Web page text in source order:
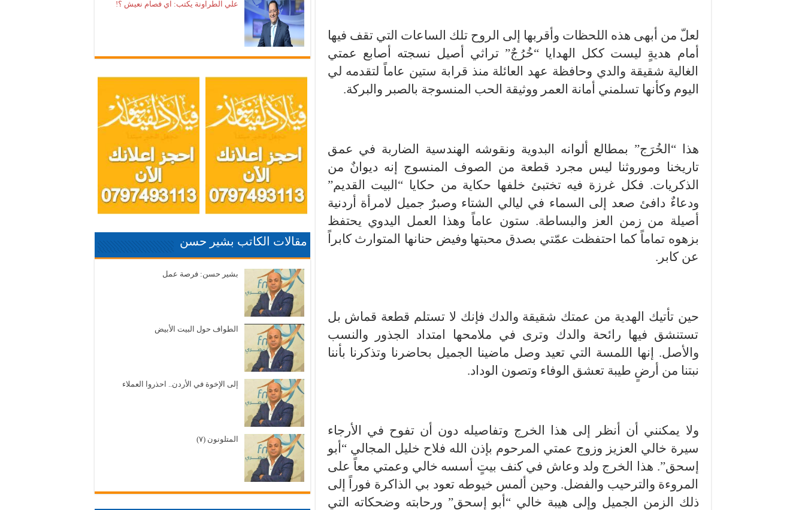
لعلّ من أبهى هذه اللحظات وأقربها إلى الروح تلك الساعات التي تقف فيها
أمام هديةٍ ليست ككل الهدايا “خُرُجٌ” تراثي أصيل نسجته أصابع عمتي
الغالية شقيقة والدي وحافظة عهد العائلة منذ قرابة ستين عاماً لتقدمه لي
اليوم وكأنها تسلمني أمانة العمر ووثيقة الحب المنسوجة بالصبر والبركة.
​هذا “الخُرَج” بمطالع ألوانه البدوية ونقوشه الهندسية الضاربة في عمق
تاريخنا وموروثنا ليس مجرد قطعة من الصوف المنسوج إنه ديوانٌ من
الذكريات. فكل غرزة فيه تختبئ خلفها حكاية من حكايا “البيت القديم”
ودعاءٌ دافئ صعد إلى السماء في ليالي الشتاء وصبرٌ جميل لامرأة أردنية
أصيلة من زمن العز والبساطة. ستون عاماً وهذا العمل اليدوي يحتفظ
بزهوه تماماً كما احتفظت عمّتي بصدق محبتها وفيض حنانها المتوارث كابراً
عن كابر.
​حين تأتيك الهدية من عمتك شقيقة والدك فإنك لا تستلم قطعة قماش بل
تستنشق فيها رائحة والدك وترى في ملامحها امتداد الجذور والنسب
والأصل. إنها اللمسة التي تعيد وصل ماضينا الجميل بحاضرنا وتذكرنا بأننا
نبتنا من أرضٍ طيبة تعشق الوفاء وتصون الوداد.
ولا يمكنني أن أنظر إلى هذا الخرج وتفاصيله دون أن تفوح في الأرجاء
سيرة خالي العزيز وزوج عمتي المرحوم بإذن الله فلاح خليل المجالي “أبو
إسحق”. هذا الخرج ولد وعاش في كنف بيتٍ أسسه خالي وعمتي معاً على
المروءة والترحيب والفضل. وحين ألمس خيوطه تعود بي الذاكرة فوراً إلى
ذلك الزمن الجميل وإلى هيبة خالي “أبو إسحق” ورحابته وضحكاته التي
علي الطراونة يكتب: اي فصام نعيش ؟!
مقالات الكاتب بشير حسن
بشير حسن: فرصة عمل
الطواف حول البيت الأبيض
إلى الإخوة في الأردن.. احذروا العملاء
المتلونون (٧)